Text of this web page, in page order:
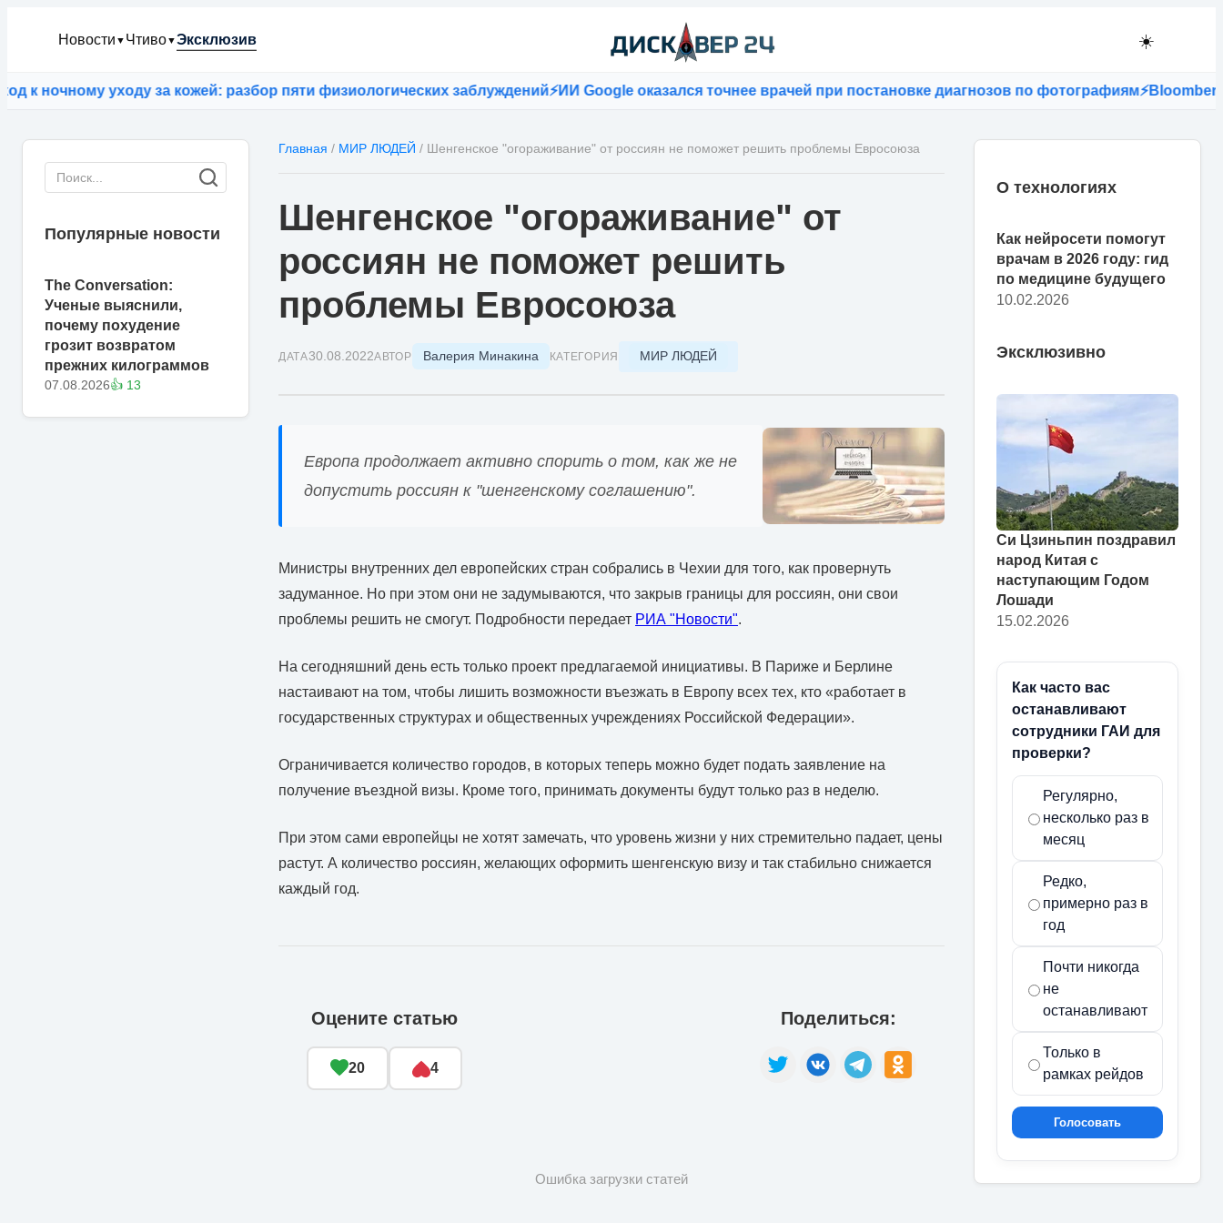
Новости ▼ Чтиво▼Эксклюзив ☀️
уходу за кожей: разбор пяти физиологических заблуждений⚡ИИ Google оказался точнее врачей при постановке диагнозов по фотографиям⚡Bloomberg:
Популярные новости
The Conversation:
Ученые выяснили,
почему похудение
грозит возвратом
прежних килограммов
07.08.2026👍 13
Главная / МИР ЛЮДЕЙ / Шенгенское "огораживание" от россиян не поможет решить проблемы Евросоюза
Шенгенское "огораживание" от
россиян не поможет решить
проблемы Евросоюза
ДАТА30.08.2022АВТОР Валерия Минакина КАТЕГОРИЯ МИР ЛЮДЕЙ
Европа продолжает активно спорить о том, как же не
допустить россиян к "шенгенскому соглашению".
Министры внутренних дел европейских стран собрались в Чехии для того, как провернуть
задуманное. Но при этом они не задумываются, что закрыв границы для россиян, они свои
проблемы решить не смогут. Подробности передает РИА "Новости".
На сегодняшний день есть только проект предлагаемой инициативы. В Париже и Берлине
настаивают на том, чтобы лишить возможности въезжать в Европу всех тех, кто «работает в
государственных структурах и общественных учреждениях Российской Федерации».
Ограничивается количество городов, в которых теперь можно будет подать заявление на
получение въездной визы. Кроме того, принимать документы будут только раз в неделю.
При этом сами европейцы не хотят замечать, что уровень жизни у них стремительно падает, цены
растут. А количество россиян, желающих оформить шенгенскую визу и так стабильно снижается
каждый год.
Оцените статью
20 4
Поделиться:
Ошибка загрузки статей
О технологиях
Как нейросети помогут
врачам в 2026 году: гид
по медицине будущего
10.02.2026
Эксклюзивно
Си Цзиньпин поздравил
народ Китая с
наступающим Годом
Лошади
15.02.2026
Как часто вас
останавливают
сотрудники ГАИ для
проверки?
Регулярно,
несколько раз в
месяц
Редко,
примерно раз в
год
Почти никогда
не
останавливают
Только в
рамках рейдов
Голосовать